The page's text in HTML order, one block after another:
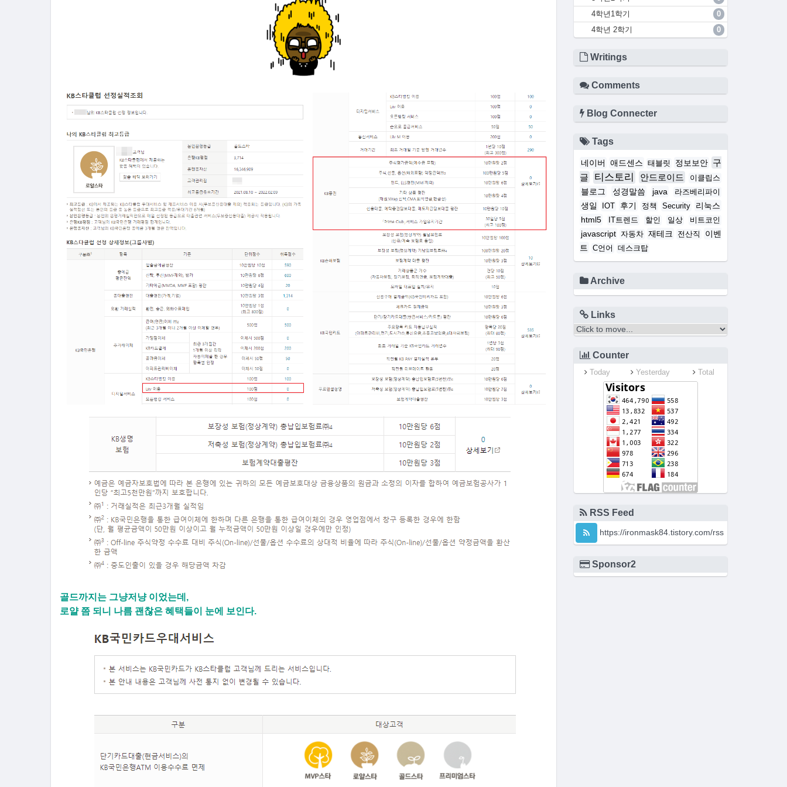
골드까지는 그냥저냥 이었는데,
로얄 쯤 되니 나름 괜찮은 혜택들이 눈에 보인다.
4학년1학기
0
4학년 2학기
0
Writings
Comments
Blog Connecter
Tags
네이버 애드센스 태블릿 정보보안 구
글
티스토리 안드로이드 이클립스
블로그 성경말씀 java 라즈베리파이
생일 IOT 후기 정책 Security
리눅스
html5
IT트렌드 할인 일상 비트코인
javascript 자동차 재테크 전산직
이벤
트
C언어 데스크탑
Archive
Links
Counter
Today Yesterday Total
RSS Feed
https://ironmask84.tistory.com/rss
Sponsor2